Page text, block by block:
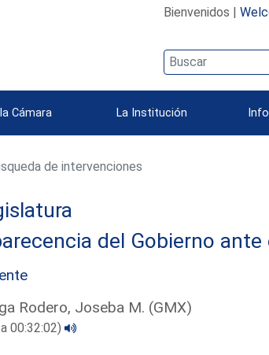
Bienvenidos |
Cámara La Institución
de intervenciones
del Gobierno ante
Rodero, Joseba M. (GMX)
00:32:02)